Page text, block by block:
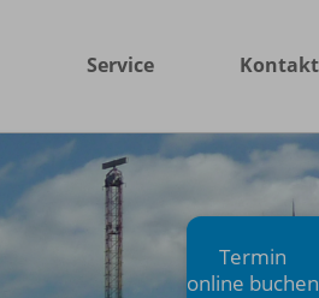
Service Kontakt
Termin
online buchen